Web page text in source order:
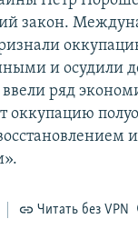
закон.
и осудили
ряд
оккупацию
Читать без VPN